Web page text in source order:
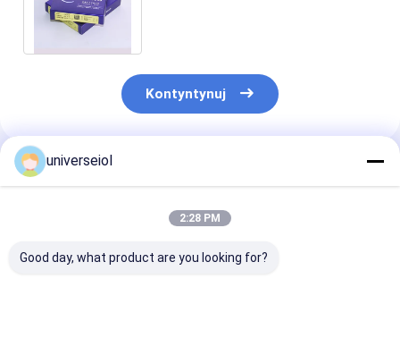
Kontyntynuj
Polecane Produkty
universeiol
2:28 PM
Good day, what product are you looking for?